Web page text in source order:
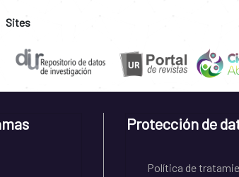
Sites
Protección de
Política de